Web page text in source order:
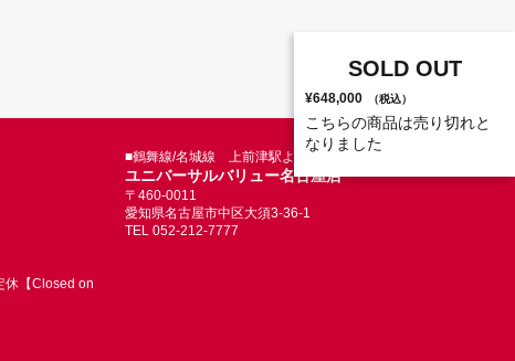
SOLD OUT
¥648,000 （税込）
こちらの商品は売り切れと
なりました
休【Closed on
■鶴舞線/名城線 上前津駅より徒歩5分
ユニバーサルバリュー名古屋店
〒460-0011
愛知県名古屋市中区大須3-36-1
TEL 052-212-7777